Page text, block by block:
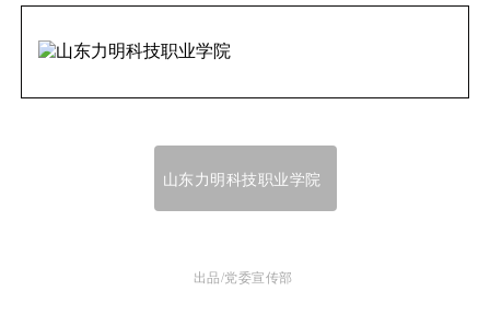
山东力明科技职业学院
出品/党委宣传部